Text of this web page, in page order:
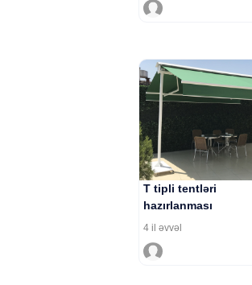
T tipli tentləri
hazırlanması
4 il əvvəl